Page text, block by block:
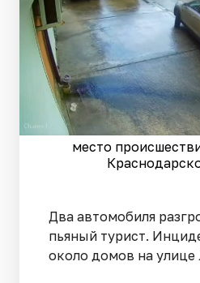
место
Два автомобиля
пьяный турист.
около домов на улице